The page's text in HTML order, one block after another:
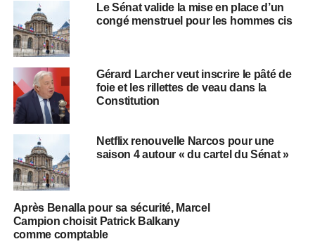
Le Sénat valide la mise en place d’un
congé menstruel pour les hommes cis
Gérard Larcher veut inscrire le pâté de
foie et les rillettes de veau dans la
Constitution
Netflix renouvelle Narcos pour une
saison 4 autour « du cartel du Sénat »
Après Benalla pour sa sécurité, Marcel
Campion choisit Patrick Balkany
comme comptable